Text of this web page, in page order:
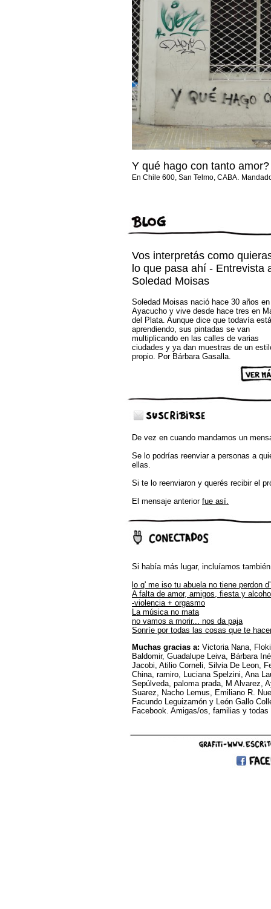
Y qué hago con tanto amor?
En Chile 600, San Telmo, CABA.
Vos interpretás como
lo que pasa ahí - Entrevista
Soledad Moisas
Soledad Moisas nació hace 30 años en
Ayacucho y vive desde hace tres en
del Plata. Aunque dice que todavía está
aprendiendo, sus pintadas se van
multiplicando en las calles de varias
ciudades y ya dan muestras de un
propio. Por Bárbara Gasalla.
De vez en cuando mandamos un
Se lo podrías reenviar a personas a
ellas.
Si te lo reenviaron y querés recibir el
El mensaje anterior fue así.
Si había más lugar, incluíamos
lo q' me iso tu abuela no tiene perdon
A falta de amor, amigos, fiesta y
-violencia + orgasmo
La música no mata
no vamos a morir... nos da paja
Sonríe por todas las cosas que te
Muchas gracias a: Victoria Nana,
Baldomir, Guadalupe Leiva, Bárbara
Jacobi, Atilio Corneli, Silvia De Leon,
China, ramiro, Luciana Spelzini, Ana
Sepúlveda, paloma prada, M Alvarez,
Suarez, Nacho Lemus, Emiliano R.
Facundo Leguizamón y León Gallo
Facebook. Amigas/os, familias y